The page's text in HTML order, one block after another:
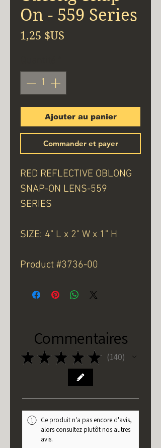
On - 559 Series
1,25 $US
Ajouter au panier
Commander et payer
RED REFLECTIVE OBLONG
SNAP-ON LENS-559
SERIES
SIZE: 4" L x 2" W x 1" H
Product #3736-00
Commentaires
★ ★ ★ ★ ★ 140
140
Ce produit n'a pas encore d'avis,
alors consultez plutôt nos autres
avis.